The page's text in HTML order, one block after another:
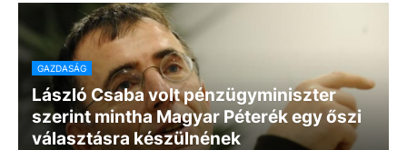
GAZDASÁG
László Csaba volt pénzügyminiszter
szerint mintha Magyar Péterék egy őszi
választásra készülnének